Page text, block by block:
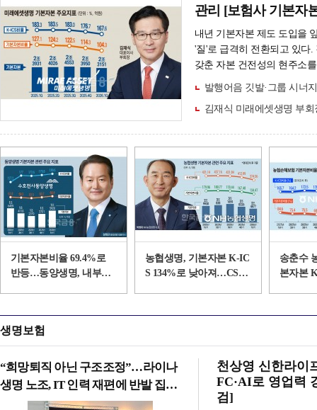
관리 [보험사 기본자
내년 기본자본 제도 도입을
'질'로 급격히 전환되고 있다
갖춘 자본 건전성의 현주소를 짚어본다. <편집자 주>김
장이 시장금리 상승에 따른
발행어음 깃발·그룹 시너
김재식 미래에셋생명 부
기본자본비율 69.4%로
반등…동양생명, 내부자
농협생명, 기본자본 K-IC
S 134%로 낮아져…CSM·
송춘수
본자본
생명보험
“희망퇴직 아닌 구조조정”…라이나
생명 노조, IT 인력 재편에 반발 집회
[막 오른 금융권 하투(夏鬪)]
천상영 신한라이
FC·AI로 영업력
검]